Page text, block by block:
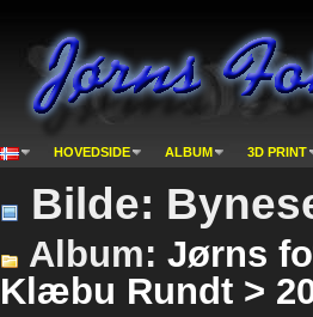
HOVEDSIDE ALBUM 3D PRINT
Bilde:
Album: Jørns
Klæbu Rundt >